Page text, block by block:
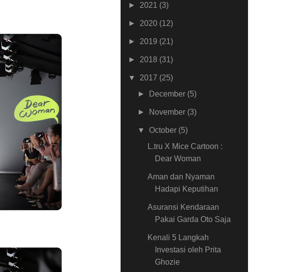
► 2021 (3)
► 2020 (12)
► 2019 (21)
► 2018 (31)
▼ 2017 (25)
►
December (5)
► November (3)
▼October (5)
L.tru X Mice Cartoon :
Dear Woman
Aman dan Nyaman
Hadapi Keputihan
Asuransi Kendaraan
Pakai Garda Oto Saja
Kenali 5 Langkah
Investasi oleh Prita
Ghozie